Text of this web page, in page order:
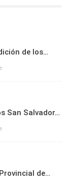
de los…
San Salvador…
de…